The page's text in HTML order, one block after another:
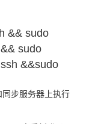
&& sudo
sudo
&&sudo
步服务器上执行